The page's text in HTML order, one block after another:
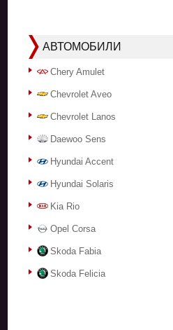
АВТОМОБИЛИ
Chery Amulet
Chevrolet Aveo
Chevrolet Lanos
Daewoo Sens
Hyundai Accent
Hyundai Solaris
Kia Rio
Opel Corsa
Skoda Fabia
Skoda Felicia